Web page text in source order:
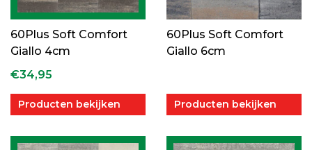
60Plus Soft Comfort
Giallo 4cm
€34,95
Producten bekijken
60Plus Soft Comfort
Giallo 6cm
Producten bekijken